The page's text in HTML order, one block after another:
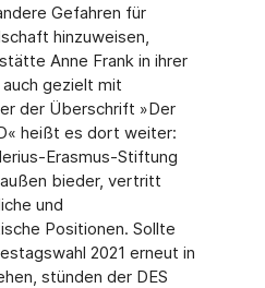
Gefahren für
hinzuweisen,
Anne Frank in ihrer
gezielt mit
der Überschrift »Der
heißt es dort weiter:
Erasmus-Stiftung
bieder, vertritt
und
Positionen. Sollte
2021 erneut in
stünden der DES